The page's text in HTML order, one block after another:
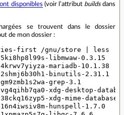
disponibles (voir l’attribut buildsdans
se trouvent dans le dossier
de mon dossier :
first /gnu/store | less
libmwaw-0.3.15
mariadb-10.1.38
binutils-2.31.1
grep-3.1
xdg-desktop-
xdg-mime-database
hunspell-1.7.0